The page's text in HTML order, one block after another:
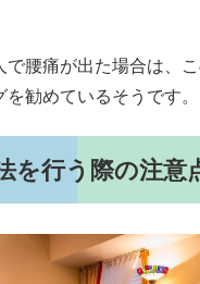
腰痛が出た場合は、こ
勧めているそうです。
を行う際の注意